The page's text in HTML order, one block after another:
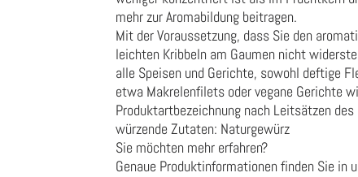
mehr zur Aromabildung beitragen.
Mit der Voraussetzung, dass Sie den
leichten Kribbeln am Gaumen nicht
alle Speisen und Gerichte, sowohl deftige
etwa Makrelenfilets oder vegane Gerichte
Produktartbezeichnung nach Leitsätzen
würzende Zutaten: Naturgewürz
Sie möchten mehr erfahren?
Genaue Produktinformationen finden Sie in